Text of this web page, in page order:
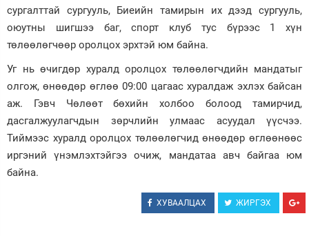
сургалттай сургууль, Биеийн тамирын их дээд сургууль,
оюутны шигшээ баг, спорт клуб тус бүрээс 1 хүн
төлөөлөгчөөр оролцох эрхтэй юм байна.
Уг нь өчигдөр хуралд оролцох төлөөлөгчдийн мандатыг
олгож, өнөөдөр өглөө 09:00 цагаас хуралдаж эхлэх байсан
аж. Гэвч Чөлөөт бөхийн холбоо болоод тамирчид,
дасгалжуулагчдын зөрчлийн улмаас асуудал үүсчээ.
Тиймээс хуралд оролцох төлөөлөгчид өнөөдөр өглөөнөөс
иргэний үнэмлэхтэйгээ очиж, мандатаа авч байгаа юм
байна.
ХУВААЛЦАХ ЖИРГЭХ